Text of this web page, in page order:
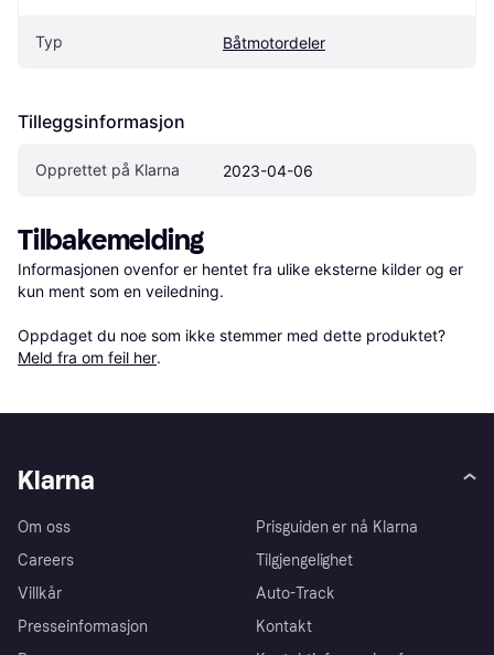
Typ Båtmotordeler
Tilleggsinformasjon
Opprettet på Klarna 2023-04-06
Tilbakemelding
Informasjonen ovenfor er hentet fra ulike eksterne kilder og er
kun ment som en veiledning.
Oppdaget du noe som ikke stemmer med dette produktet?
Meld fra om feil her.
Klarna
Om oss
Careers
Villkår
Presseinformasjon
Prisguiden er nå Klarna
Tilgjengelighet
Auto-Track
Kontakt